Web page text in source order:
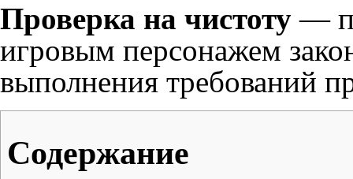
Проверка на чистоту —
игровым персонажем
выполнения требований
Содержание